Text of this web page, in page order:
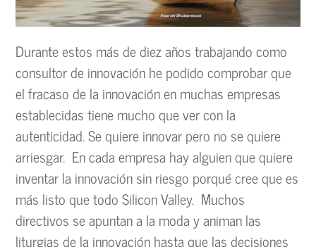
Durante estos más de diez años trabajando como
consultor de innovación he podido comprobar que
el fracaso de la innovación en muchas empresas
establecidas tiene mucho que ver con la
autenticidad. Se quiere innovar pero no se quiere
arriesgar. En cada empresa hay alguien que quiere
inventar la innovación sin riesgo porqué cree que es
más listo que todo Silicon Valley. Muchos
directivos se apuntan a la moda y animan las
liturgias de la innovación hasta que las decisiones